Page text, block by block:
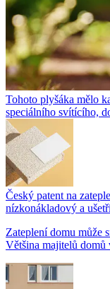
Tohoto plyšáka mělo
speciálního svítícího,
Český patent na
nízkonákladový a
Zateplení domu může
Většina majitelů domů